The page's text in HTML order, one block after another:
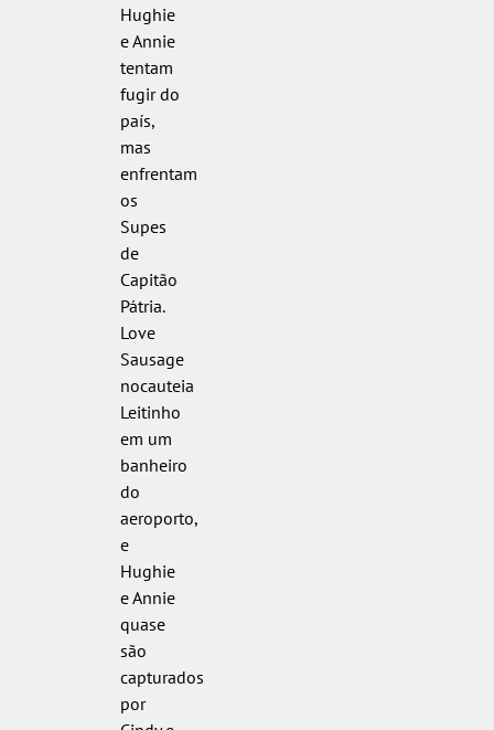
Hughie
e Annie
tentam
fugir do
país,
mas
enfrentam
os
Supes
de
Capitão
Pátria.
Love
Sausage
nocauteia
Leitinho
em um
banheiro
do
aeroporto,
e
Hughie
e Annie
quase
são
capturados
por